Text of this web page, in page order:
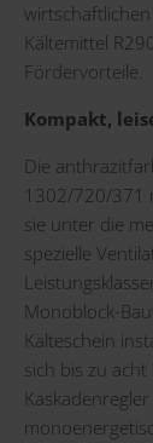
Kältemittel
Fördervorteile.
Kompakt,
Die
1302/720/371
sie unter die
spezielle
Monoblock-
Kälteschein
sich bis zu